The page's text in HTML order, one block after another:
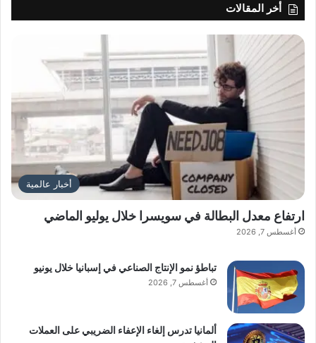
أخر المقالات
أخبار عالمية
ارتفاع معدل البطالة في سويسرا خلال يوليو الماضي
أغسطس 7, 2026
تباطؤ نمو الإنتاج الصناعي في إسبانيا خلال يونيو
أغسطس 7, 2026
ألمانيا تدرس إلغاء الإعفاء الضريبي على العملات